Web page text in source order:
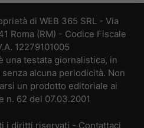
di WEB 365 SRL - Via
Roma (RM) - Codice Fiscale
12279101005
una testata giornalistica, in
alcuna periodicità. Non
un prodotto editoriale ai
n. 62 del 07.03.2001
i diritti riservati - Contattaci